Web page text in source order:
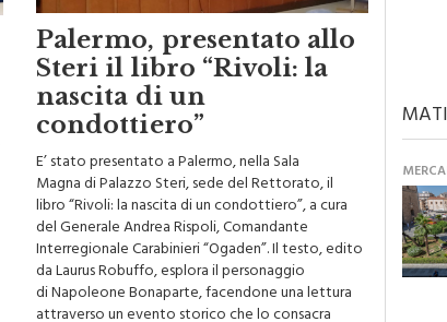
Palermo, presentato allo
Steri il libro “Rivoli: la
nascita di un
condottiero”
E’ stato presentato a Palermo, nella Sala
Magna di Palazzo Steri, sede del Rettorato, il
libro “Rivoli: la nascita di un condottiero”, a cura
del Generale Andrea Rispoli, Comandante
Interregionale Carabinieri “Ogaden”. Il testo, edito
da Laurus Robuffo, esplora il personaggio
di Napoleone Bonaparte, facendone una lettura